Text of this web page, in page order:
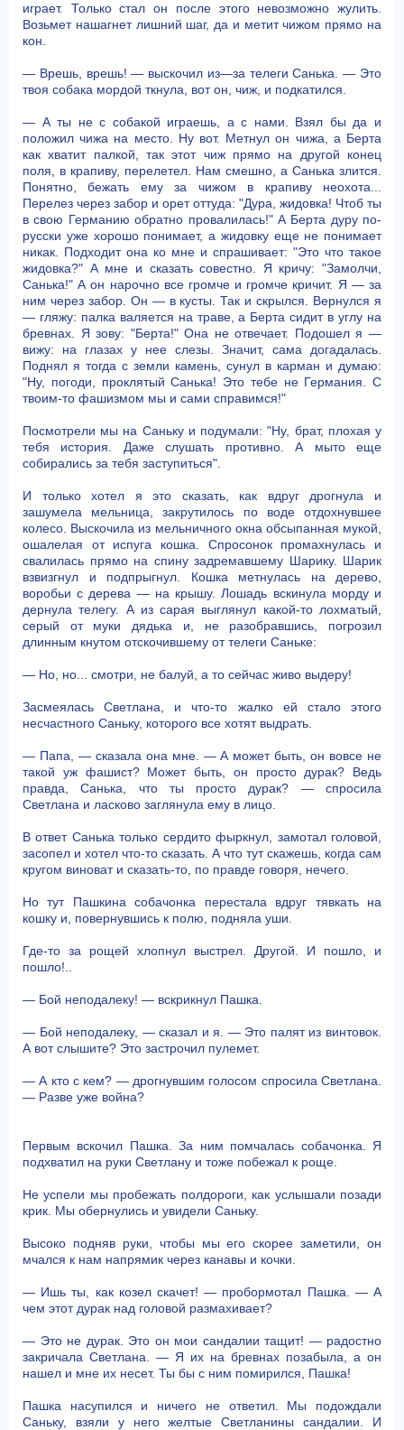
играет. Только стал он после этого невозможно жулить.
Возьмет нашагнет лишний шаг, да и метит чижом прямо на
кон.
— Врешь, врешь! — выскочил из—за телеги Санька. — Это
твоя собака мордой ткнула, вот он, чиж, и подкатился.
— А ты не с собакой играешь, а с нами. Взял бы да и
положил чижа на место. Ну вот. Метнул он чижа, а Берта
как хватит палкой, так этот чиж прямо на другой конец
поля, в крапиву, перелетел. Нам смешно, а Санька злится.
Понятно, бежать ему за чижом в крапиву неохота...
Перелез через забор и орет оттуда: "Дура, жидовка! Чтоб ты
в свою Германию обратно провалилась!" А Берта дуру по-
русски уже хорошо понимает, а жидовку еще не понимает
никак. Подходит она ко мне и спрашивает: "Это что такое
жидовка?" А мне и сказать совестно. Я кричу: "Замолчи,
Санька!" А он нарочно все громче и громче кричит. Я — за
ним через забор. Он — в кусты. Так и скрылся. Вернулся я
— гляжу: палка валяется на траве, а Берта сидит в углу на
бревнах. Я зову: "Берта!" Она не отвечает. Подошел я —
вижу: на глазах у нее слезы. Значит, сама догадалась.
Поднял я тогда с земли камень, сунул в карман и думаю:
"Ну, погоди, проклятый Санька! Это тебе не Германия. С
твоим-то фашизмом мы и сами справимся!"
Посмотрели мы на Саньку и подумали: "Ну, брат, плохая у
тебя история. Даже слушать противно. А мыто еще
собирались за тебя заступиться".
И только хотел я это сказать, как вдруг дрогнула и
зашумела мельница, закрутилось по воде отдохнувшее
колесо. Выскочила из мельничного окна обсыпанная мукой,
ошалелая от испуга кошка. Спросонок промахнулась и
свалилась прямо на спину задремавшему Шарику. Шарик
взвизгнул и подпрыгнул. Кошка метнулась на дерево,
воробьи с дерева — на крышу. Лошадь вскинула морду и
дернула телегу. А из сарая выглянул какой-то лохматый,
серый от муки дядька и, не разобравшись, погрозил
длинным кнутом отскочившему от телеги Саньке:
— Но, но... смотри, не балуй, а то сейчас живо выдеру!
Засмеялась Светлана, и что-то жалко ей стало этого
несчастного Саньку, которого все хотят выдрать.
— Папа, — сказала она мне. — А может быть, он вовсе не
такой уж фашист? Может быть, он просто дурак? Ведь
правда, Санька, что ты просто дурак? — спросила
Светлана и ласково заглянула ему в лицо.
В ответ Санька только сердито фыркнул, замотал головой,
засопел и хотел что-то сказать. А что тут скажешь, когда сам
кругом виноват и сказать-то, по правде говоря, нечего.
Но тут Пашкина собачонка перестала вдруг тявкать на
кошку и, повернувшись к полю, подняла уши.
Где-то за рощей хлопнул выстрел. Другой. И пошло, и
пошло!..
— Бой неподалеку! — вскрикнул Пашка.
— Бой неподалеку, — сказал и я. — Это палят из винтовок.
А вот слышите? Это застрочил пулемет.
— А кто с кем? — дрогнувшим голосом спросила Светлана.
— Разве уже война?
Первым вскочил Пашка. За ним помчалась собачонка. Я
подхватил на руки Светлану и тоже побежал к роще.
Не успели мы пробежать полдороги, как услышали позади
крик. Мы обернулись и увидели Саньку.
Высоко подняв руки, чтобы мы его скорее заметили, он
мчался к нам напрямик через канавы и кочки.
— Ишь ты, как козел скачет! — пробормотал Пашка. — А
чем этот дурак над головой размахивает?
— Это не дурак. Это он мои сандалии тащит! — радостно
закричала Светлана. — Я их на бревнах позабыла, а он
нашел и мне их несет. Ты бы с ним помирился, Пашка!
Пашка насупился и ничего не ответил. Мы подождали
Саньку, взяли у него желтые Светланины сандалии. И